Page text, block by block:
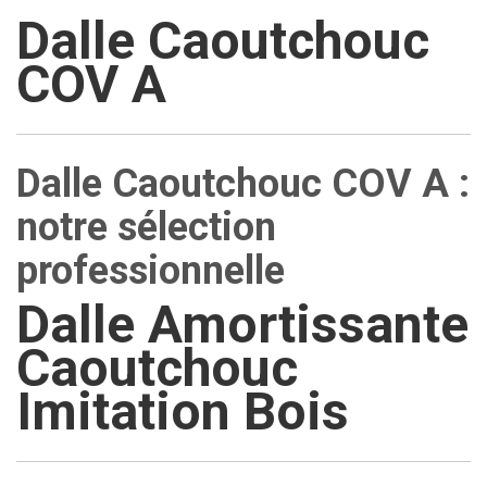
Dalle Caoutchouc
COV A
Dalle Caoutchouc COV A :
notre sélection
professionnelle
Dalle Amortissante
Caoutchouc
Imitation Bois